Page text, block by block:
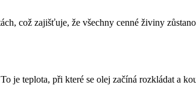
což zajišťuje, že všechny cenné živiny
je teplota, při které se olej začíná rozkládat a